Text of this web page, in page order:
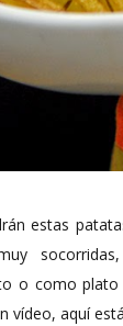
estas
o como plato
vídeo, aquí